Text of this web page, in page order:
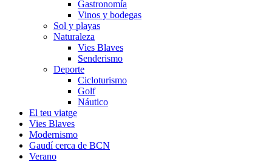
Gastronomía
Vinos y bodegas
Sol y playas
Naturaleza
Vies Blaves
Senderismo
Deporte
Cicloturismo
Golf
Náutico
El teu viatge
Vies Blaves
Modernismo
Gaudí cerca de BCN
Verano